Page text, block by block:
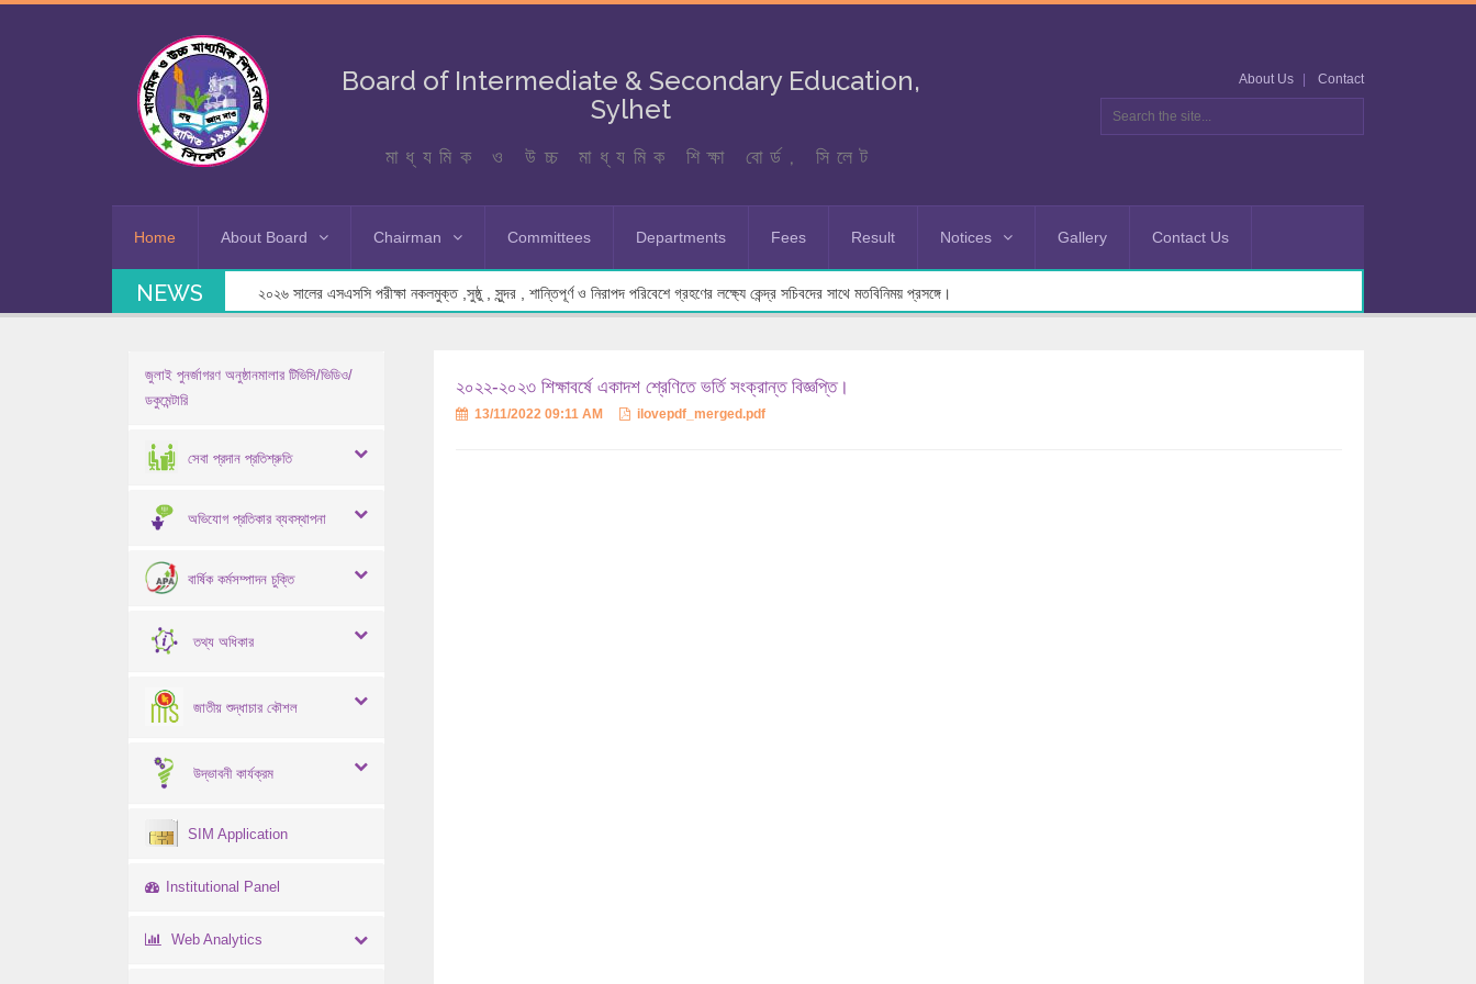
Board of Intermediate & Secondary Education,
Sylhet
মাধ্যমিক ও উচ্চ মাধ্যমিক শিক্ষা বোর্ড, সিলেট
About Us Contact
Home About Board Chairman Committees Departments Fees Result Notices Gallery Contact Us
NEWS ২০২৬ সালের এসএসসি পরীক্ষা নকলমুক্ত ,সুষ্ঠু , সুন্দর , শান্তিপূর্ণ ও নিরাপদ পরিবেশে গ্রহণের লক্ষ্যে কেন্দ্র সচিবদের সাথে মতবিনিময় প্রসঙ্গে।
জুলাই পুনর্জাগরণ অনুষ্ঠানমালার টিভিসি/ভিডিও/
ডকুমেন্টারি
সেবা প্রদান প্রতিশ্রুতি
অভিযোগ প্রতিকার ব্যবস্থাপনা
বার্ষিক কর্মসম্পাদন চুক্তি
তথ্য অধিকার
জাতীয় শুদ্ধাচার কৌশল
উদ্ভাবনী কার্যক্রম
SIM Application
Institutional Panel
Web Analytics
২০২২-২০২৩ শিক্ষাবর্ষে একাদশ শ্রেণিতে ভর্তি সংক্রান্ত বিজ্ঞপ্তি।
13/11/2022 09:11 AM ilovepdf_merged.pdf